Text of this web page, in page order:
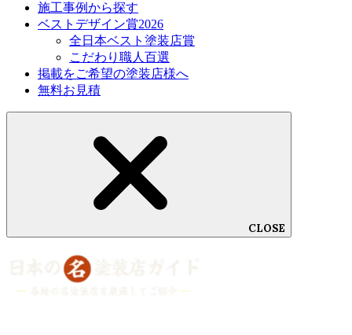
施工事例から探す
ベストデザイン賞2026
全日本ベスト塗装店賞
こだわり職人百選
掲載をご希望の塗装店様へ
無料お見積
CLOSE